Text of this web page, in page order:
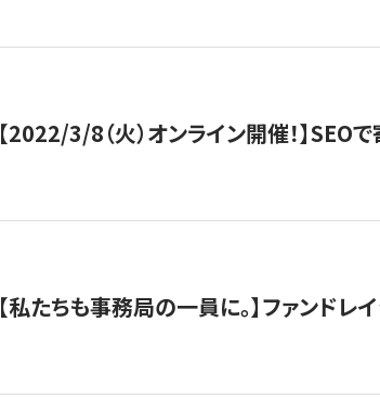
【2022/3/8（火）オンライン開催！】
【私たちも事務局の一員に。】ファンド